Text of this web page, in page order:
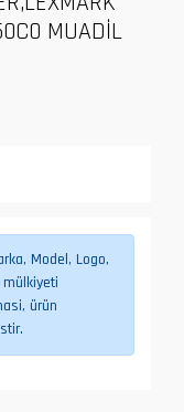
MUADİL
Model, Logo,
ürün